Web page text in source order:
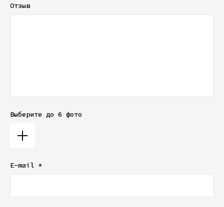
Отзыв
Выберите до 6 фото
E-mail *